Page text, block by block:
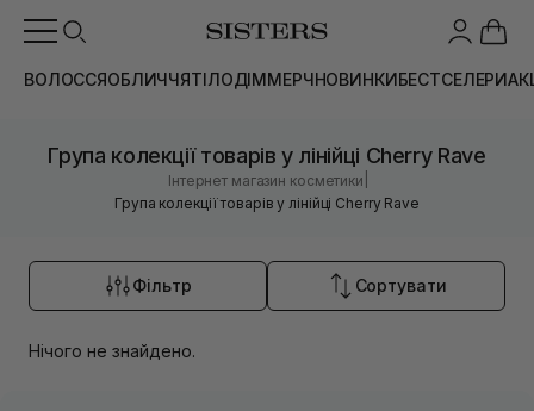
ВОЛОССЯОБЛИЧЧЯТІЛОДІММЕРЧНОВИНКИБЕСТСЕЛЕРИ
Група колекції товарів у лінійці Cherry Rave
Інтернет магазин косметики
Група колекції товарів у лінійці Cherry Rave
Фільтр Сортувати
Нічого не знайдено.